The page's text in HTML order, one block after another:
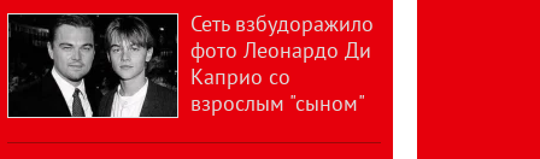
Сеть взбудоражило
фото Леонардо Ди
Каприо со
взрослым "сыном"